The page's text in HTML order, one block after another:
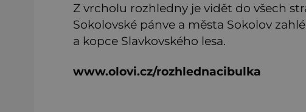
Z vrcholu rozhledny je vidět do všech
Sokolovské pánve a města Sokolov
a kopce Slavkovského lesa.
www.olovi.cz/rozhlednacibulka